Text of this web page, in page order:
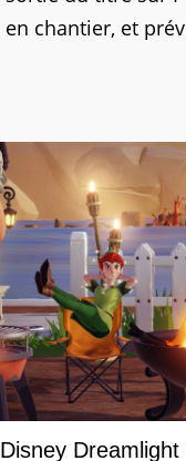
en chantier, et
Disney